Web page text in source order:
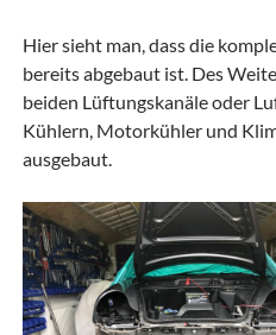
Hier sieht man, dass die
bereits abgebaut ist. Des
beiden Lüftungskanäle oder
Kühlern, Motorkühler und
ausgebaut.